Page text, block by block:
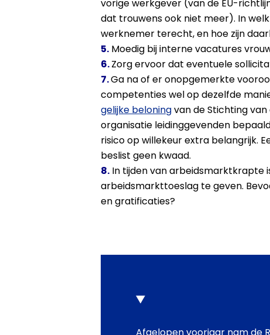
vorige werkgever (van de EU-
dat trouwens ook niet meer). In
werknemer terecht, en hoe zijn
5. Moedig bij interne vacatures
6.Zorg ervoor dat eventuele
7.Ga na of er onopgemerkte
competenties wel op dezelfde
gelijke beloningvan de Stichting
organisatie leidinggevenden
risico op willekeur extra belangrijk.
beslist geen kwaad.
8. In tijden van arbeidsmarktkrapte
arbeidsmarkttoeslag te geven.
en gratificaties?